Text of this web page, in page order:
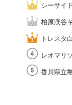
シーサイ
柏原渓谷
トレスタ
レオマリ
香川県立